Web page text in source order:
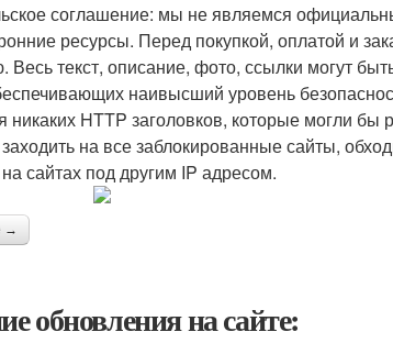
соглашение: мы не являемся
ресурсы. Перед покупкой, оплатой и
текст, описание, фото, ссылки могут
наивысший уровень
никаких HTTP заголовков, которые могли
на все заблокированные сайты,
сайтах под другим IP адресом.
→
обновления на сайте: